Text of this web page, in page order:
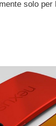
solo per